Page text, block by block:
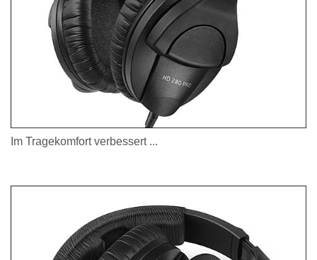
Im Tragekomfort verbessert ...